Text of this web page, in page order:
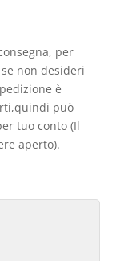
per
non desideri
è
può
tuo conto (Il
aperto).